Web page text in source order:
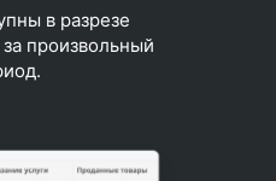
в разрезе
произвольный